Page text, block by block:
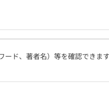
ド、著者名）等を確認できます